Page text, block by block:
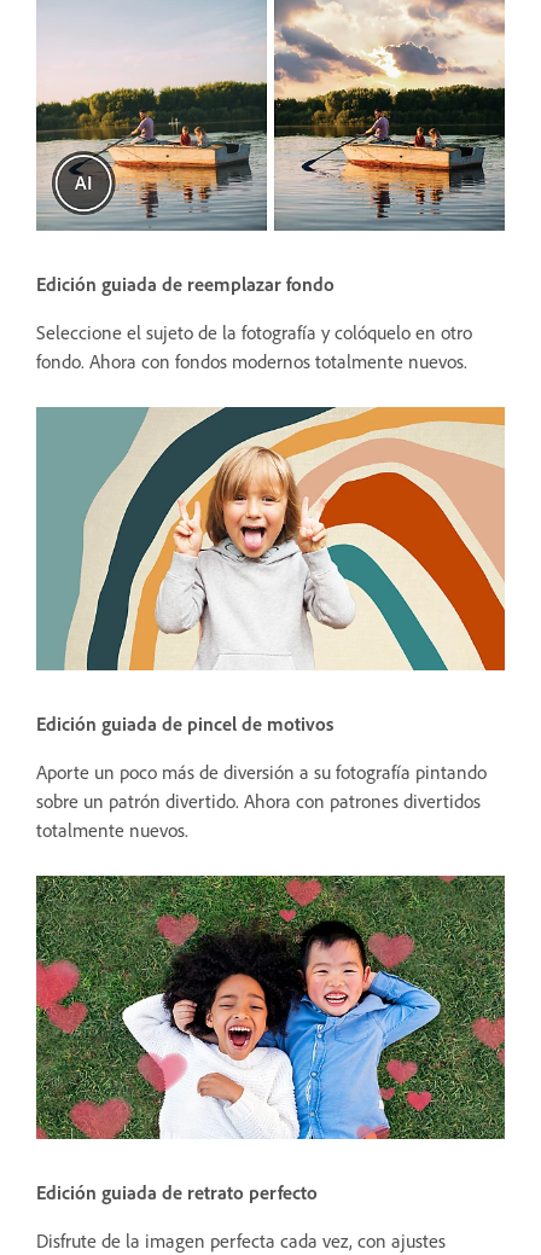
Edición guiada de reemplazar fondo
Seleccione el sujeto de la fotografía y colóquelo en otro
fondo. Ahora con fondos modernos totalmente nuevos.
Edición guiada de pincel de motivos
Aporte un poco más de diversión a su fotografía pintando
sobre un patrón divertido. Ahora con patrones divertidos
totalmente nuevos.
Edición guiada de retrato perfecto
Disfrute de la imagen perfecta cada vez, con ajustes